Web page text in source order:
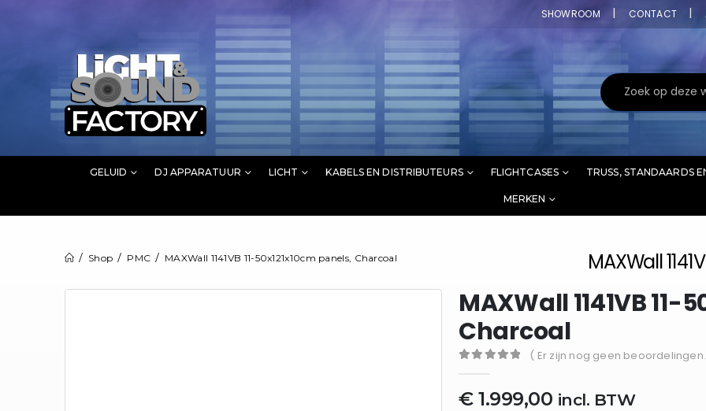
SHOWROOM CONTACT
GELUID DJ APPARATUUR LICHT KABELS EN DISTRIBUTEURS FLIGHTCASES TRUSS, STANDAARDS
MERKEN
MAXWall
Shop PMC MAXWall 1141VB 11-50x121x10cm panels, Charcoal
MAXWall 1141VB 11-
Charcoal
( Er zijn nog geen
€1.999,00 incl. BTW